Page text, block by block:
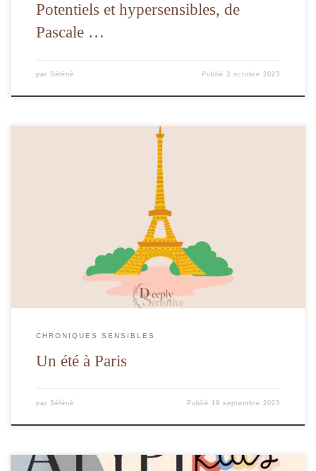
Potentiels et hypersensibles, de
Pascale …
par Séléné Publié3 octobre 2023
Comment mettre en place des moments de petits bonheurs dans son quotidien ?
CHRONIQUES SENSIBLES
Un été à Paris
par Séléné Publié 19 septembre 2023